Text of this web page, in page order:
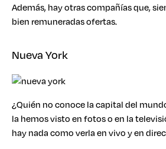
Además, hay otras compañías que,
bien remuneradas ofertas.
Nueva York
¿Quién no conoce la capital del
la hemos visto en fotos o en la
hay nada como verla en vivo y en